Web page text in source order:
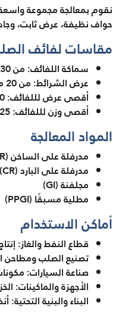
حواف نظيفة، عرض ثابت،
مقاسات لفائف
سماكة اللفائف: من 0.30 ملم إلى 6.00 ملم
عرض الشرائط: من 20 ملم إلى 600 ملم
أقصى عرض لللفائف: 1500 ملم
أقصى وزن لللفائف: 25 طن متري
المواد المعالجة
مدرفلة على الساخن (HR)
مدرفلة على البارد (CR)
مجلفنة (GI)
مطلية مسبقًا (PPGI)
أماكن الاستخدام
قطاع النفط والغاز:
تصنيع الصلب ومطاحن
صناعة السيارات:
الأجهزة والماكينات:
البناء والبنية